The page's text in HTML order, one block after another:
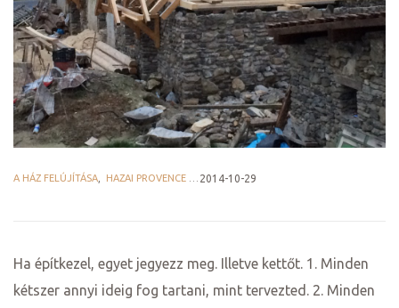
A HÁZ FELÚJÍTÁSA, HAZAI PROVENCE BLOG 2014-10-29
Ha építkezel, egyet jegyezz meg. Illetve kettőt. 1. Minden
kétszer annyi ideig fog tartani, mint tervezted. 2. Minden
2025